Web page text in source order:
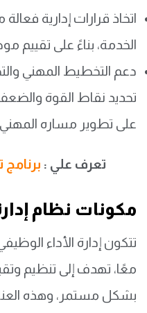
اتخاذ قرارات إدارية
الخدمة، بناءً على تقييم
دعم التخطيط المهني
تحديد نقاط القوة
على تطوير مساره
تعرف علي : برنامج
مكونات نظام
تتكون إدارة الأداء
معًا، تهدف إلى تنظيم
بشكل مستمر، وهذه